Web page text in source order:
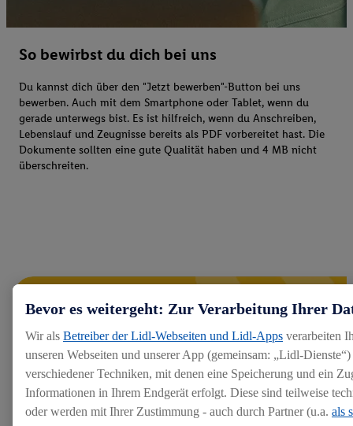
So bewirbst du dich bei uns
Du kannst dich über den "Jetzt bewerben"-Button bei uns
bewerben. Auch mit dem Smartphone oder Tablet, wenn du
gerade unterwegs bist. Es ist hilfreich, wenn du Anschreiben,
Lebenslauf und Zeugnisse bereits als PDF vorbereitet hast. Die
Dokumente sollten eine gute Qualität haben und 4 MB nicht
überschreiten.
Bevor es weitergeht: Zur Verarbeitung Ihrer
Wir als Betreiber der Lidl-Webseiten und Lidl-Apps verarbeiten
unseren Webseiten und unserer App (gemeinsam: „Lidl-
verschiedener Techniken, mit denen eine Speicherung und ein
Informationen in Ihrem Endgerät erfolgt. Diese sind teilweise
oder werden mit Ihrer Zustimmung - auch durch Partner (u.a. als